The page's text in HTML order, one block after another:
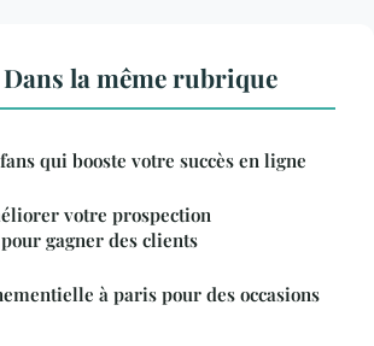
la même rubrique
qui booste votre succès en ligne
votre prospection
gagner des clients
à paris pour des occasions